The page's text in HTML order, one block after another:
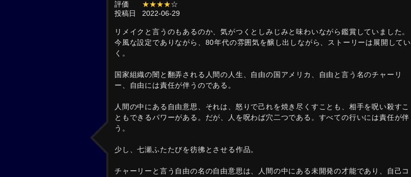
評価 ★★★★☆
投稿日
2022-06-29
リメイクと言うのもあるのか、気がつくとしみじみと味わいながら鑑賞していました。
今風な設定でありながら、80年代の雰囲気を醸し出しながら、ストーリーは展開してい
く。
国家組織の闇と翻弄される人間の人生、自由の国アメリカ、自由と言う名のチャーリ
ー、自由には責任が伴うのである。
人間の中にある自由意思、それは、怒りで己れを焼き尽くすことも、相手を呪い殺すこ
ともできるパワーがある。だが、人を呪わば穴二つである。すべての行いには責任が伴
う。
少し、七瀬ふたたびを彷彿とさせる作品。
チャーリーと言う自由の名の自由意思は、人間の中にある未開発の才能であり、自己コ